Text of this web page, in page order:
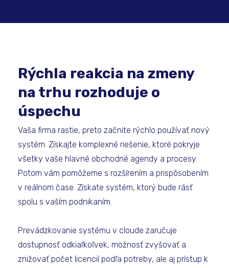
Rýchla reakcia na zmeny
na trhu rozhoduje o
úspechu
Vaša firma rastie, preto začnite rýchlo používať nový
systém. Získajte komplexné riešenie, ktoré pokryje
všetky vaše hlavné obchodné agendy a procesy.
Potom vám pomôžeme s rozšírením a prispôsobením
v reálnom čase. Získate systém, ktorý bude rásť
spolu s vaším podnikaním.
Prevádzkovanie systému v cloude zaručuje
dostupnosť odkiaľkoľvek, možnosť zvyšovať a
znižovať počet licencií podľa potreby, ale aj prístup k